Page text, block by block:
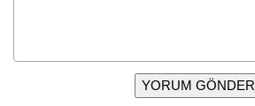
YORUM GÖNDER